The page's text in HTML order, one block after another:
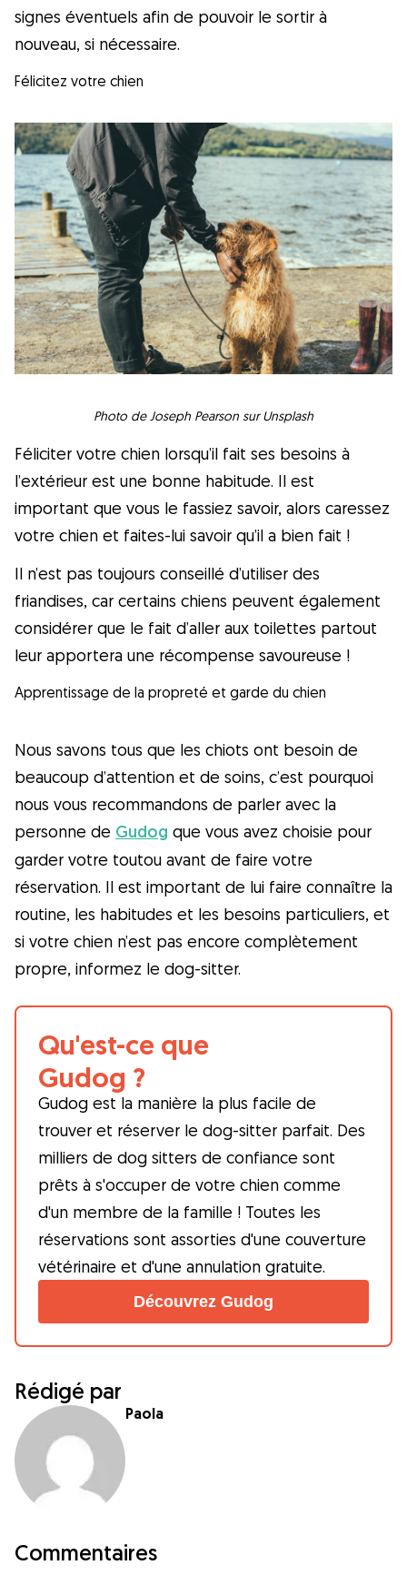
signes éventuels afin de pouvoir le sortir à
nouveau, si nécessaire.
Félicitez votre chien
Photo de Joseph Pearson sur Unsplash
Féliciter votre chien lorsqu’il fait ses besoins à
l’extérieur est une bonne habitude. Il est
important que vous le fassiez savoir, alors caressez
votre chien et faites-lui savoir qu’il a bien fait !
Il n’est pas toujours conseillé d’utiliser des
friandises, car certains chiens peuvent également
considérer que le fait d’aller aux toilettes partout
leur apportera une récompense savoureuse !
Apprentissage de la propreté et garde du chien
Nous savons tous que les chiots ont besoin de
beaucoup d’attention et de soins, c’est pourquoi
nous vous recommandons de parler avec la
personne de Gudog que vous avez choisie pour
garder votre toutou avant de faire votre
réservation. Il est important de lui faire connaître la
routine, les habitudes et les besoins particuliers, et
si votre chien n’est pas encore complètement
propre, informez le dog-sitter.
Qu'est-ce que
Gudog ?
Gudog est la manière la plus facile de
trouver et réserver le dog-sitter parfait. Des
milliers de dog sitters de confiance sont
prêts à s'occuper de votre chien comme
d'un membre de la famille ! Toutes les
réservations sont assorties d'une couverture
vétérinaire et d'une annulation gratuite.
Découvrez Gudog
Rédigé par
Paola
Commentaires